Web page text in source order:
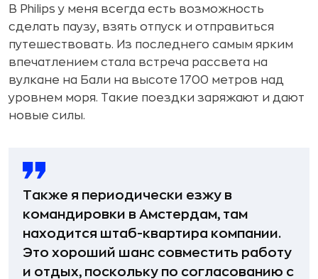
В Philips у меня всегда есть возможность
сделать паузу, взять отпуск и отправиться
путешествовать. Из последнего самым ярким
впечатлением стала встреча рассвета на
вулкане на Бали на высоте 1700 метров над
уровнем моря. Такие поездки заряжают и дают
новые силы.
Также я периодически езжу в
командировки в Амстердам, там
находится штаб-квартира компании.
Это хороший шанс совместить работу
и отдых, поскольку по согласованию с